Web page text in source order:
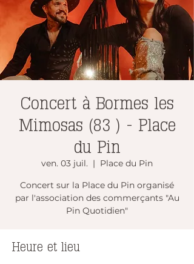
Concert à Bormes les
Mimosas (83 ) - Place
du Pin
ven. 03 juil.
  |
Place du Pin
Concert sur la Place du Pin organisé
par l'association des commerçants "Au
Pin Quotidien"
Heure et lieu